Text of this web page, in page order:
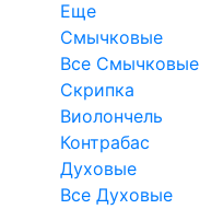
Еще
Смычковые
Все Смычковые
Скрипка
Виолончель
Контрабас
Духовые
Все Духовые